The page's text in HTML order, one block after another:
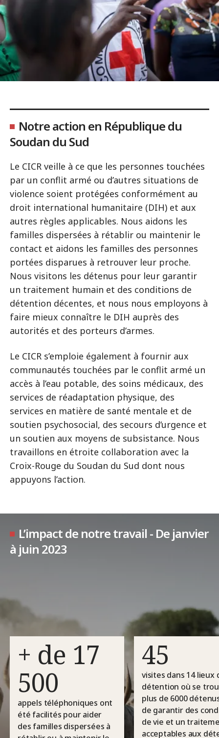
Notre action en République du
Soudan du Sud
Le CICR veille à ce que les personnes touchées
par un conflit armé ou d’autres situations de
violence soient protégées conformément au
droit international humanitaire (DIH) et aux
autres règles applicables. Nous aidons les
familles dispersées à rétablir ou maintenir le
contact et aidons les familles des personnes
portées disparues à retrouver leur proche.
Nous visitons les détenus pour leur garantir
un traitement humain et des conditions de
détention décentes, et nous nous employons à
faire mieux connaître le DIH auprès des
autorités et des porteurs d’armes.
Le CICR s’emploie également à fournir aux
communautés touchées par le conflit armé un
accès à l’eau potable, des soins médicaux, des
services de réadaptation physique, des
services en matière de santé mentale et de
soutien psychosocial, des secours d’urgence et
un soutien aux moyens de subsistance. Nous
travaillons en étroite collaboration avec la
Croix-Rouge du Soudan du Sud dont nous
appuyons l’action.
L’impact de notre travail - De janvier
à juin 2023
+ de 17
500
appels téléphoniques ont
été facilités pour aider
des familles dispersées à
45
visites dans 14 lieux
détention où se
plus de 6000
de garantir des
de vie et un
acceptables aux